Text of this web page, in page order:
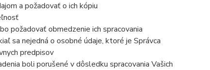
a požadovať o ich kópiu
požadovať obmedzenie ich spracovania
sa nejedná o osobné údaje, ktoré je Správca
predpisov
boli porušené v dôsledku spracovania Vašich